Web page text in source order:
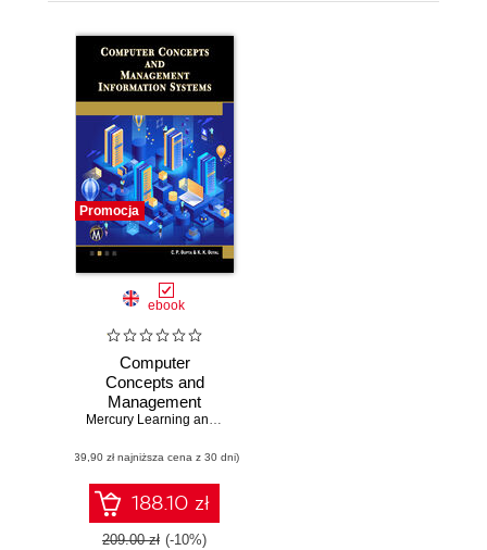
Promocja
ebook
Computer
Concepts and
Management
Information
Comprehensive
Guide to Modern
Computing and
Information
Management
Mercury Learning and Information
(39,90 zł najniższa cena z 30 dni)
188.10 zł
209.00 zł (-10%)